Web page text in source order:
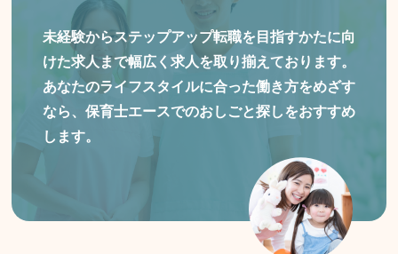
未経験からステップアップ転職を目指すかたに向
けた求人まで幅広く求人を取り揃えております。
あなたのライフスタイルに合った働き方をめざす
なら、保育士エースでのおしごと探しをおすすめ
します。